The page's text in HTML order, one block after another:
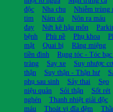
độc
Nha chu Nhiễm trùng
tim
Nám da Nôn ra máu
đay
Nứt kẽ hậu môn
bệnh
Phù nề Phụ khoa
mật
Quai bị Răng miệng
tiền đình
Rụng tóc - Tóc bạc
tràng
Say xe Suy nhược
thận
Suy thận - Thận hư
phụ sau sinh
Sảy thai Sẹo
niệu quản
Sỏi thận Sốt rét
nghén
Thanh nhiệt giải độc
máu
Thoát vị đĩa đệm